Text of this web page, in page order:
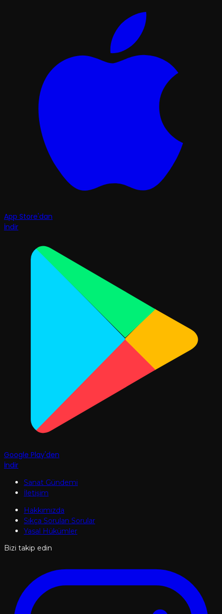
App Store'dan
İndir
Google Play'den
İndir
Sanat Gündemi
İletişim
Hakkımızda
Sıkça Sorulan Sorular
Yasal Hükümler
Bizi takip edin